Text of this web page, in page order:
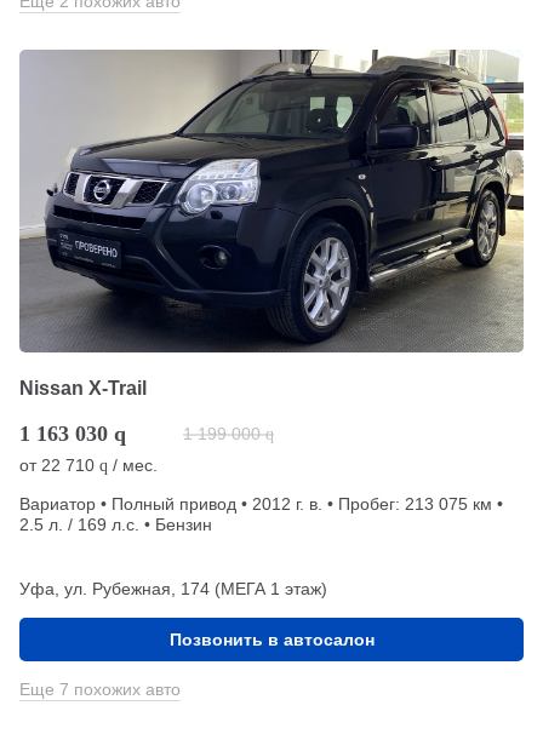
Nissan X-Trail
1 163 030 q 1 199 000 q
от22 710 q / мес.
Вариатор • Полный привод • 2012 г. в. • Пробег: 213 075 км •
2.5 л. / 169 л.с. • Бензин
Уфа, ул. Рубежная, 174 (МЕГА 1 этаж)
Позвонить в автосалон
Еще 7 похожих авто